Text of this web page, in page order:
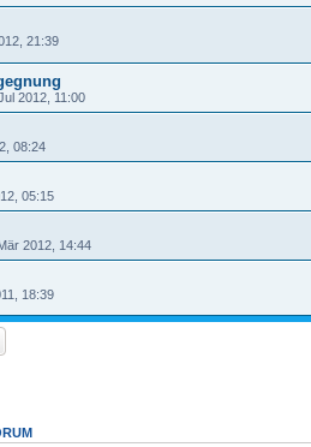
21:39
2012, 11:00
08:24
05:15
2012, 14:44
18:39